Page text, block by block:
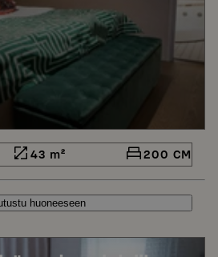
43 m² 200 CM
huoneeseen